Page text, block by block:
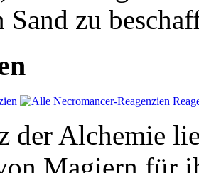
Sand zu
der Alchemie